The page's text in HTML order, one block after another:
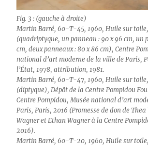
Fig. 3 : (gauche à droite)
Martin Barré, 60-T-45, 1960, Huile sur toile,
(quadriptyque, un panneau : 90 x 96 cm, un
cm, deux panneaux : 80 x 86 cm), Centre
national d’art moderne de la ville de Paris,
l’État, 1978, attribution, 1981.
Martin Barré, 60-T-47, 1960, Huile sur toile,
(diptyque), Dépôt de la Centre Pompidou
Centre Pompidou, Musée national d’art
Paris, Paris, 2016 (Promesse de don de Thea
Wagner et Ethan Wagner à la Centre
2016).
Martin Barré, 60-T-20, 1960, Huile sur toile,